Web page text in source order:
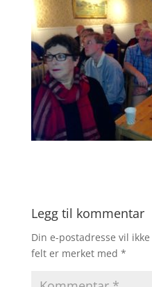
Legg til kommentar
Din e-postadresse vil
felt er merket med *